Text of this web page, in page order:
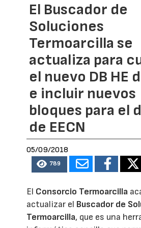
El Buscador de
Soluciones
Termoarcilla se
actualiza para
el nuevo DB HE
e incluir nuevos
bloques para el
de EECN
05/09/2018
789
El Consorcio Termoarcilla
actualizar el Buscador de
Termoarcilla, que es una